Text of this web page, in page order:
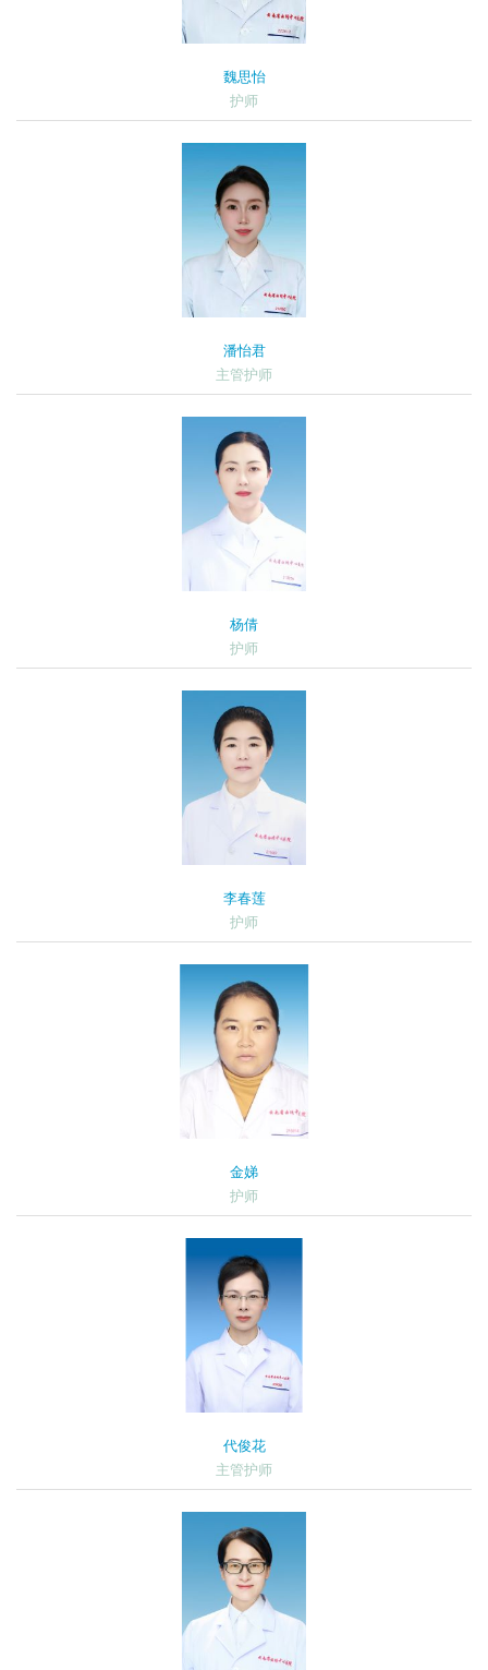
魏思怡
护师
潘怡君
主管护师
杨倩
护师
李春莲
护师
金娣
护师
代俊花
主管护师